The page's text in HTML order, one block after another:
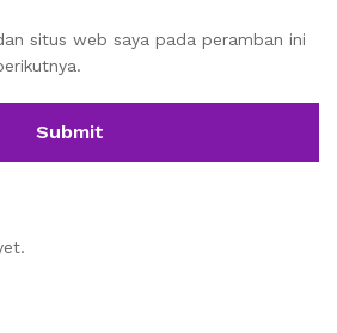
situs web saya pada peramban ini